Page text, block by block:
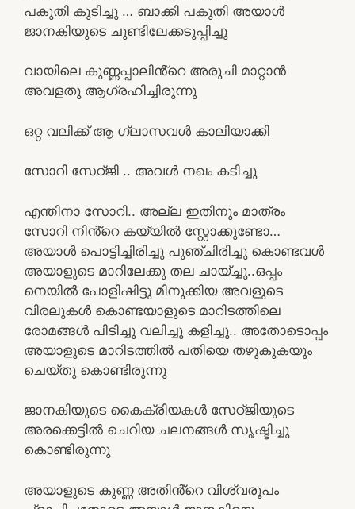
പകുതി കുടിച്ചു … ബാക്കി പകുതി അയാൾ
ജാനകിയുടെ ചുണ്ടിലേക്കടുപ്പിച്ചു
വായിലെ കുണ്ണപ്പാലിൻ്റെ അരുചി മാറ്റാൻ
അവളതു ആഗ്രഹിച്ചിരുന്നു
ഒറ്റ വലിക്ക് ആ ഗ്ലാസവൾ കാലിയാക്കി
സോറി സേഠ്ജി .. അവൾ നഖം കടിച്ചു
എന്തിനാ സോറി.. അല്ല ഇതിനും മാത്രം
സോറി നിൻ്റെ കയ്യിൽ സ്റ്റോക്കുണ്ടോ…
അയാൾ പൊട്ടിച്ചിരിച്ചു പുഞ്ചിരിച്ചു കൊണ്ടവൾ
അയാളുടെ മാറിലേക്കു തല ചായ്ച്ചു..ഒപ്പം
നെയിൽ പോളിഷിട്ടു മിനുക്കിയ അവളുടെ
വിരലുകൾ കൊണ്ടയാളുടെ മാറിടത്തിലെ
രോമങ്ങൾ പിടിച്ചു വലിച്ചു കളിച്ചു.. അതോടൊപ്പം
അയാളുടെ മാറിടത്തിൽ പതിയെ തഴുകുകയും
ചെയ്തു കൊണ്ടിരുന്നു
ജാനകിയുടെ കൈക്രിയകൾ സേഠ്ജിയുടെ
അരക്കെട്ടിൽ ചെറിയ ചലനങ്ങൾ സൃഷ്ടിച്ചു
കൊണ്ടിരുന്നു
അയാളുടെ കുണ്ണ അതിൻ്റെ വിശ്വരൂപം